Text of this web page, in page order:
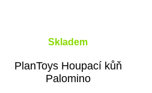
Skladem
PlanToys Houpací kůň
Palomino